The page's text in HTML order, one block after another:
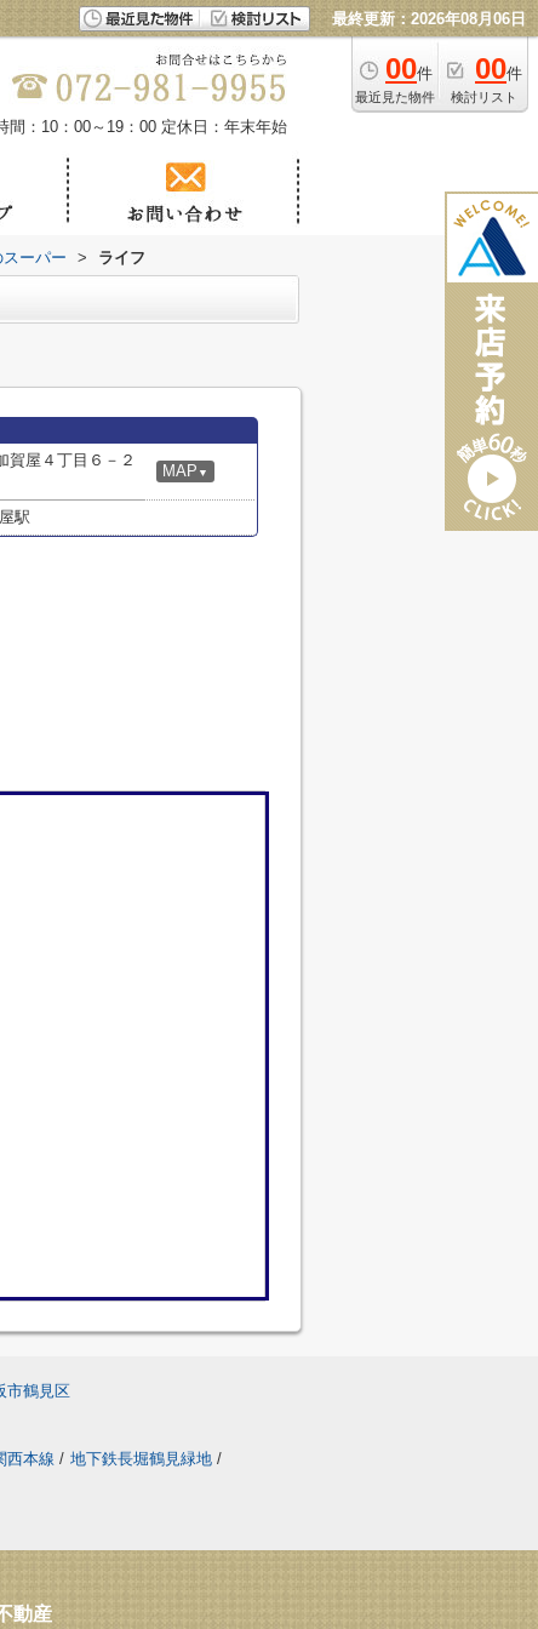
最終更新：2026年08月06日
00件
最近見た物件
00件
検討リスト
間：10：00～19：00 定休日：年末年始
ーパー > ライフ
賀屋４丁目６－２
MAP ▼
駅
市鶴見区
西本線 / 地下鉄長堀鶴見緑地 /
動産